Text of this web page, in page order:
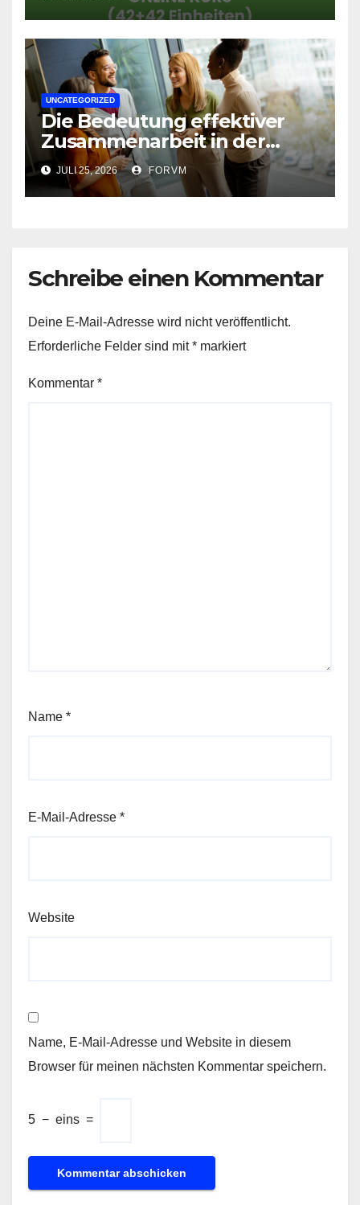
UNCATEGORIZED
Die Bedeutung effektiver
Zusammenarbeit in der
Arbeitswelt
JULI 25, 2026 FORVM
Schreibe einen Kommentar
Deine E-Mail-Adresse wird nicht veröffentlicht.
Erforderliche Felder sind mit* markiert
Kommentar *
Name *
E-Mail-Adresse *
Website
Name, E-Mail-Adresse und Website in diesem
Browser für meinen nächsten Kommentar speichern.
5 − eins =